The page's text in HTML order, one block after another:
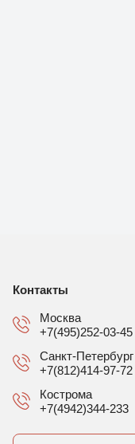
Контакты
Москва
+7(495)252-03-45
Санкт-Петербург
+7(812)414-97-72
Кострома
+7(4942)344-233